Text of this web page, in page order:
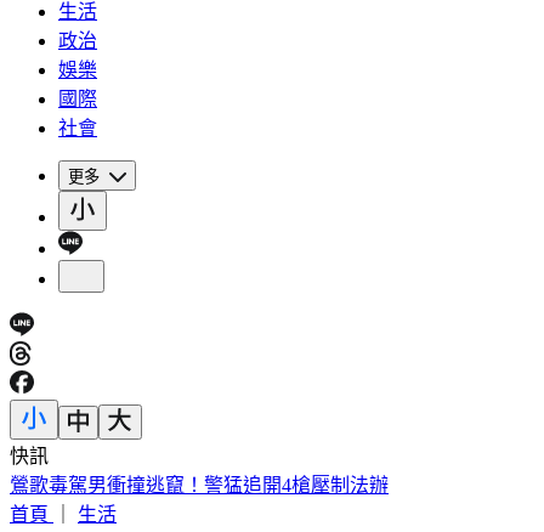
生活
政治
娛樂
國際
社會
更多
快訊
疲勞提不起勁是警訊！醫揭「半憂鬱」危機 這樣吃睡才能好
首頁
生活